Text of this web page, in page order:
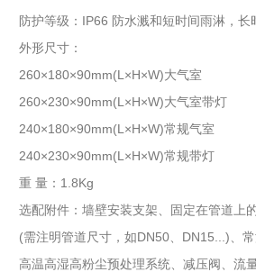
防护等级：IP66 防水溅和短时间雨淋，长
外形尺寸：
260×180×90mm(L×H×W)大气室
260×230×90mm(L×H×W)大气室带灯
240×180×90mm(L×H×W)常规气室
240×230×90mm(L×H×W)常规带灯
重 量：1.8Kg
选配附件：墙壁安装支架、固定在管道上
(需注明管道尺寸，如DN50、DN15...)、常
高温高湿高粉尘预处理系统、减压阀、流量